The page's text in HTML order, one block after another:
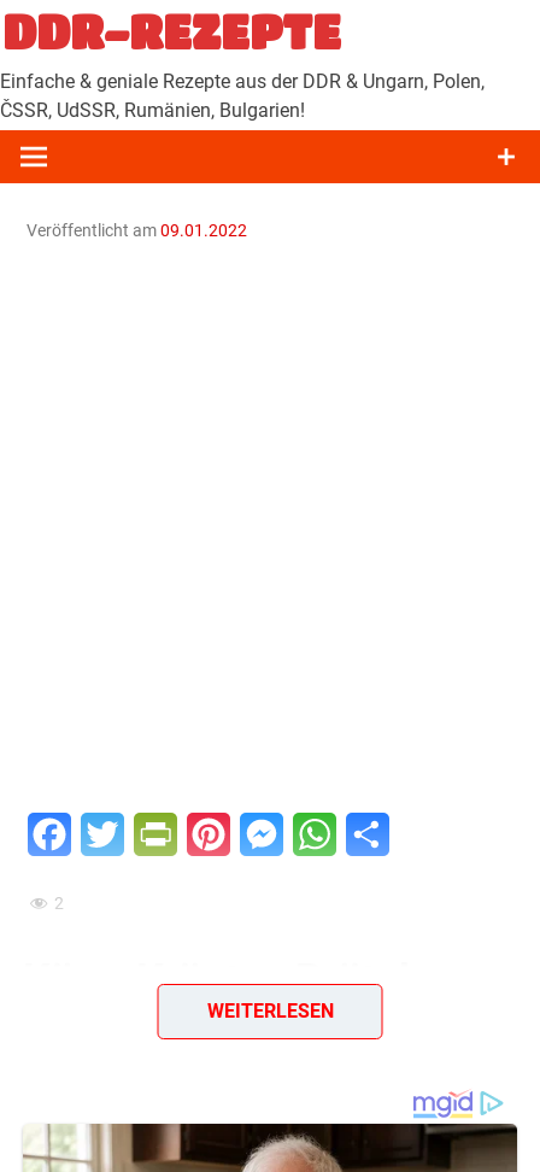
Zum
Inhalt
springen
DDR-REZEPTE
Einfache & geniale Rezepte aus der DDR & Ungarn, Polen,
ČSSR, UdSSR, Rumänien, Bulgarien!
Veröffentlicht am09.01.2022
FacebookTwitter PrintFriendly
PinterestMessengerWhatsApp
2
Käse-Kräuter-Brötchen
Diese Zutaten brauchen wir…
WEITERLESEN